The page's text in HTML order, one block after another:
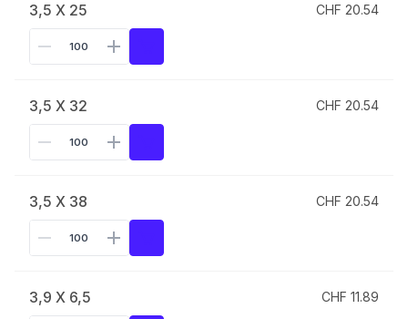
3,5 X 25 CHF 20.54
3,5 X 32 CHF 20.54
3,5 X 38 CHF 20.54
3,9 X 6,5 CHF 11.89